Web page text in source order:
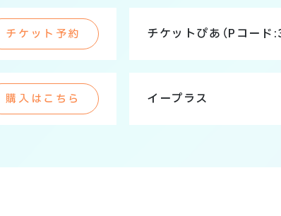
チケット予約 チケットぴあ （Pコー
購入はこちら イープラス